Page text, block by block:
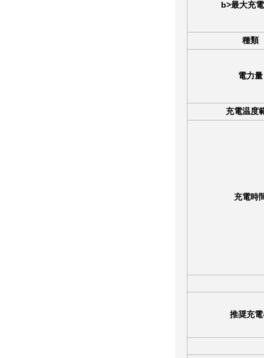
b>最大充
種類
電力量
充電温度
充電時
推奨充